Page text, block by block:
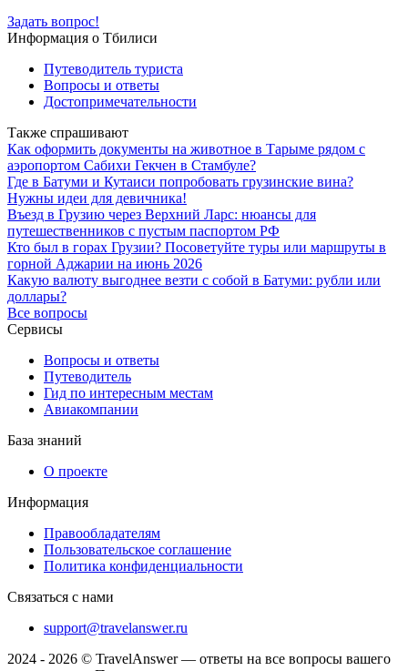
Задать вопрос!
Информация о Тбилиси
Путеводитель туриста
Вопросы и ответы
Достопримечательности
Также спрашивают
Как оформить документы на животное в Тарыме рядом с
аэропортом Сабихи Гекчен в Стамбуле?
Где в Батуми и Кутаиси попробовать грузинские вина?
Нужны идеи для девичника!
Въезд в Грузию через Верхний Ларс: нюансы для
путешественников с пустым паспортом РФ
Кто был в горах Грузии? Посоветуйте туры или маршруты в
горной Аджарии на июнь 2026
Какую валюту выгоднее везти с собой в Батуми: рубли или
доллары?
Все вопросы
Сервисы
Вопросы и ответы
Путеводитель
Гид по интересным местам
Авиакомпании
База знаний
О проекте
Информация
Правообладателям
Пользовательское соглашение
Политика конфиденциальности
Связаться с нами
support@travelanswer.ru
2024 - 2026 © TravelAnswer — ответы на все вопросы вашего